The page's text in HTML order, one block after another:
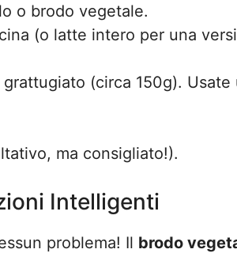
o brodo vegetale.
(o latte intero per una
(circa 150g).
ma consigliato!).
Intelligenti
problema! Il brodo